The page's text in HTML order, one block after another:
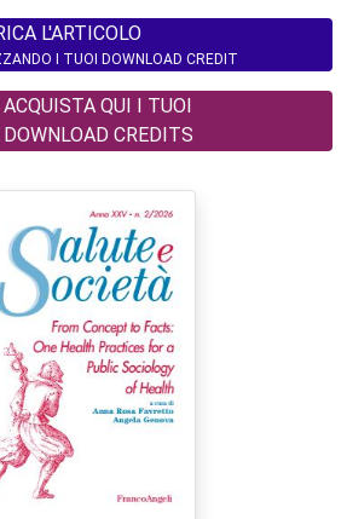
L'ARTICOLO
I TUOI DOWNLOAD CREDIT
ACQUISTA QUI I TUOI
DOWNLOAD CREDITS